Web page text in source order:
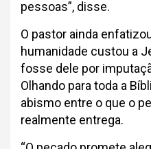
pessoas”, disse.
O pastor ainda
humanidade custou a
fosse dele por
Olhando para toda a
abismo entre o que o
realmente entrega.